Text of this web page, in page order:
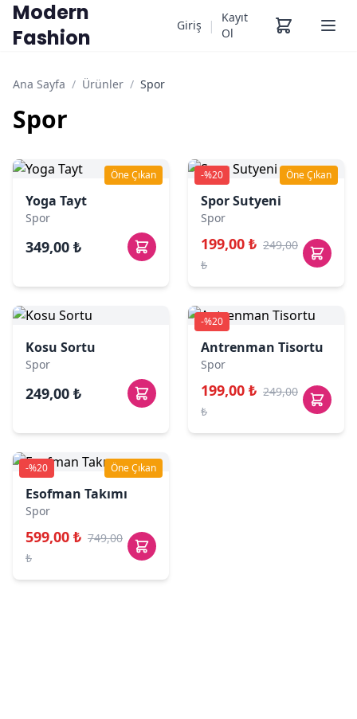
Modern
Fashion
Giriş |
Kayıt
Ol
Ana Sayfa / Ürünler / Spor
Spor
Öne Çıkan
Yoga Tayt
Spor
349,00 ₺
-%20 Öne Çıkan
Spor Sutyeni
Spor
199,00 ₺ 249,00
₺
Kosu Sortu
Spor
249,00 ₺
-%20
Antrenman Tisortu
Spor
199,00 ₺ 249,00
₺
-%20 Öne Çıkan
Esofman Takımı
Spor
599,00 ₺ 749,00
₺